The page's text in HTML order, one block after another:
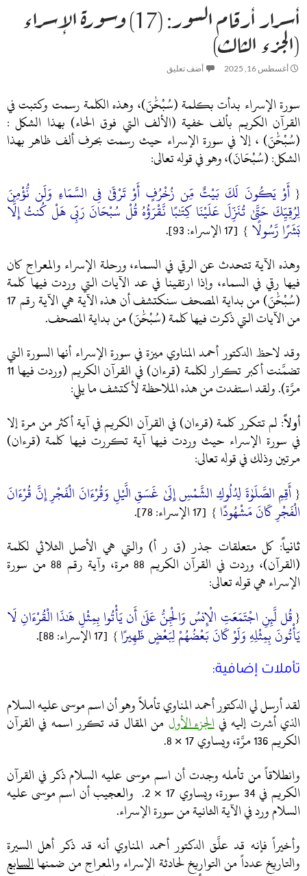
أسرار أرقام السور: (17) وسورة الإسراء
(الجزء الثالث)
أغسطس 16, 2025 أضف تعليق
سورة الإسراء بدأت بكلمة (سُبْحَٰنَ)، وهذه الكلمة رسمت وكتبت في
القرآن الكريم بألف خفية (الألف التي فوق الحاء) بهذا الشكل :
(سُبْحَٰنَ) ، إلا في سورة الإسراء حيث رسمت بحرف ألف ظاهر بهذا
الشكل: (سُبْحَانَ)، وهو في قوله تعالى:
{ أَوْ يَكُونَ لَكَ بَيْتٌ مِّن زُخْرُفٍ أَوْ تَرْقَىٰ فِي السَّمَاءِ وَلَن نُّؤْمِنَ
لِرُقِيِّكَ حَتَّىٰ تُنَزِّلَ عَلَيْنَا كِتَٰبًا نَّقْرَؤُهُ قُلْ سُبْحَانَ رَبِّي هَلْ كُنتُ إِلَّا
بَشَرًا رَّسُولًا } [17 الإسراء: 93].
وهذه الآية تتحدث عن الرقي في السماء، ورحلة الإسراء والمعراج كان
فيها رقي في السماء، وإذا ارتقينا في عد الآيات التي وردت فيها كلمة
(سُبْحَٰنَ) من بداية المصحف سنكتشف أن هذه الآية هي الآية رقم 17
من الآيات التي ذكرت فيها كلمة (سُبْحَٰنَ) من بداية المصحف.
وقد لاحظ الدكتور أحمد المناوي ميزة في سورة الإسراء أنها السورة التي
تضمَّنت أكبر تكرار لكلمة (قرءان) في القرآن الكريم (وردت فيها 11
مرَّة). ولقد استفدت من هذه الملاحظة لأكتشف ما يلي:
أولاً: لم تتكرر كلمة (قرءان) في القرآن الكريم في آية أكثر من مرة إلا
في سورة الإسراء حيث وردت فيها آية تكررت فيها كلمة (قرءان)
مرتين وذلك في قوله تعالى:
{ أَقِمِ الصَّلَوٰةَ لِدُلُوكِ الشَّمْسِ إِلَىٰ غَسَقِ الَّيْلِ وَقُرْءَانَ الْفَجْرِ إِنَّ قُرْءَانَ
الْفَجْرِ كَانَ مَشْهُودًا } [17 الإسراء: 78].
ثانياً: كل متعلقات جذر (ق ر أ) والتي هي الأصل الثلاثي لكلمة
(القرآن)، وردت في القرآن الكريم 88 مرة، وآية رقم 88 من سورة
الإسراء هي قوله تعالى:
{قُل لَّئِنِ اجْتَمَعَتِ الْإِنسُ وَالْجِنُّ عَلَىٰ أَن يَأْتُوا بِمِثْلِ هَٰذَا الْقُرْءَانِ لَا
يَأْتُونَ بِمِثْلِهِ وَلَوْ كَانَ بَعْضُهُمْ لِبَعْضٍ ظَهِيرًا} [17 الإسراء: 88].
تأملات إضافية:
لقد أرسل لي الدكتور أحمد المناوي تأملاً وهو أن اسم موسى عليه السلام
الذي أشرت إليه فيالجزء الأول من المقال قد تكرر اسمه في القرآن
الكريم 136 مرَّة، ويساوي 17 × 8.
وانطلاقاً من تأمله وجدت أن اسم موسى عليه السلام ذكر في القرآن
الكريم في 34 سورة، ويساوي 17 × 2. والعجيب أن اسم موسى عليه
السلام ورد في الآية الثانية من سورة الإسراء.
وأخيراً فإنه قد علَّق الدكتور أحمد المناوي أنه قد ذكر أهل السيرة
والتاريخ عدداً من التواريخ لحادثة الإسراء والمعراج من ضمنهاالسابع